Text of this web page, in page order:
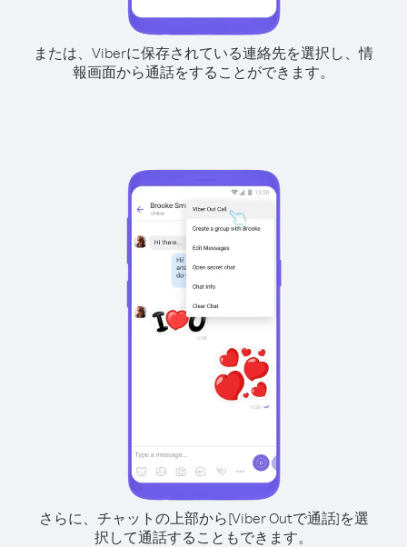
または、Viberに保存されている連絡先を選択し、情
報画面から通話をすることができます。
さらに、チャットの上部から[Viber Outで通話]を選
択して通話することもできます。